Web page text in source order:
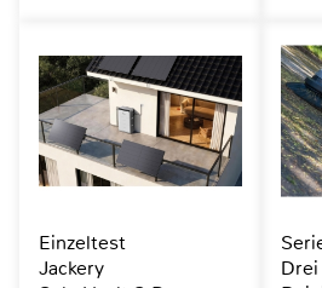
Einzeltest
Jackery